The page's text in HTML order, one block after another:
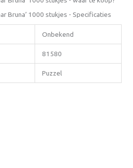
Bruna’ 1000 stukjes - Specificaties
Onbekend
81580
Puzzel